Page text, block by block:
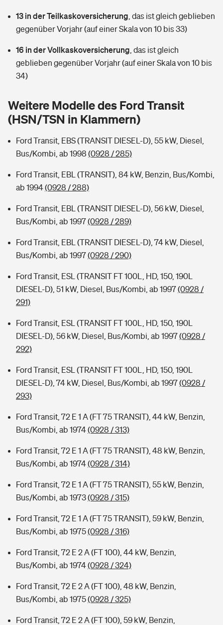
Sie haben Fragen?
Restkreditversicherung
Tools
Hochwasser-Check: Wie gefährdet ist Ihr Haus?
Sie haben Fragen?
Hundehalter-Haftpflicht
Handyversicherung
Private Cyberversicherung
Zur Übersicht
Kinderunfall-Check: Mehr Sicherheit für deine Kids
Typklassen: So ist Ihr Auto eingestuft
Sie haben Fragen?
Tools
Wer versichert was: Jetzt Versicherer finden
Rentenrechner: Wie viel Geld bekomme ich im Alter?
13 in der Teilkaskoversicherung das ist gleich geblieben
gegenüber Vorjahr (auf einer Skala von 10 bis 33)
16 in der Vollkaskoversicherung das ist gleich
geblieben gegenüber Vorjahr (auf einer Skala von 10 bis
34)
Weitere Modelle des Ford Transit
(HSN/TSN in Klammern)
Ford Transit, EBS (TRANSIT DIESEL-D), 55 kW, Diesel,
Bus/Kombi, ab 1998 (0928 / 285)
Ford Transit, EBL (TRANSIT), 84 kW, Benzin, Bus/Kombi,
ab 1994(0928 / 288)
Ford Transit, EBL (TRANSIT DIESEL-D), 56 kW, Diesel,
Bus/Kombi, ab 1997(0928 / 289)
Ford Transit, EBL (TRANSIT DIESEL-D), 74 kW, Diesel,
Bus/Kombi, ab 1997(0928 / 290)
Ford Transit, ESL (TRANSIT FT 100L, HD, 150, 190L
DIESEL-D), 51 kW, Diesel, Bus/Kombi, ab 1997(0928 /
291)
Ford Transit, ESL (TRANSIT FT 100L, HD, 150, 190L
DIESEL-D), 56 kW, Diesel, Bus/Kombi, ab 1997(0928 /
292)
Ford Transit, ESL (TRANSIT FT 100L, HD, 150, 190L
DIESEL-D), 74 kW, Diesel, Bus/Kombi, ab 1997(0928 /
293)
Ford Transit, 72 E 1 A (FT 75 TRANSIT), 44 kW, Benzin,
Bus/Kombi, ab 1974(0928 / 313)
Ford Transit, 72 E 1 A (FT 75 TRANSIT), 48 kW, Benzin,
Bus/Kombi, ab 1974(0928 / 314)
Ford Transit, 72 E 1 A (FT 75 TRANSIT), 55 kW, Benzin,
Bus/Kombi, ab 1973(0928 / 315)
Ford Transit, 72 E 1 A (FT 75 TRANSIT), 59 kW, Benzin,
Bus/Kombi, ab 1975(0928 / 316)
Ford Transit, 72 E 2 A (FT 100), 44 kW, Benzin,
Bus/Kombi, ab 1974(0928 / 324)
Ford Transit, 72 E 2 A (FT 100), 48 kW, Benzin,
Bus/Kombi, ab 1975(0928 / 325)
Ford Transit, 72 E 2 A (FT 100), 59 kW, Benzin,